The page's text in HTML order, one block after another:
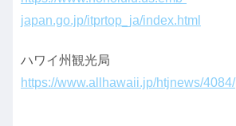
japan.go.jp/itprtop_ja/index.html
ハワイ州観光局
https://www.allhawaii.jp/htjnews/4084/